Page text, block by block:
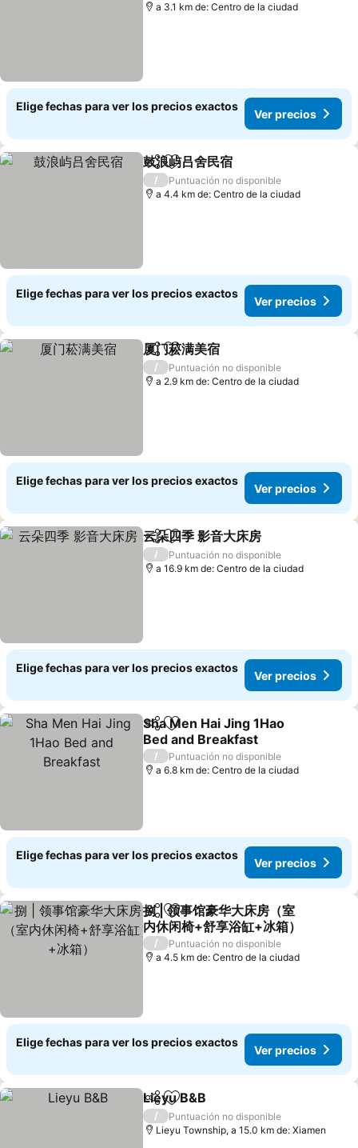
a 3.1 km de: Centro de la ciudad
Elige fechas para ver los precios exactos
Ver precios
CompartirAgregar a favoritos
鼓浪屿吕舍民宿
/
Puntuación no disponible
a 4.4 km de: Centro de la ciudad
Elige fechas para ver los precios exactos
Ver precios
CompartirAgregar a favoritos
厦门菘满美宿
/
Puntuación no disponible
a 2.9 km de: Centro de la ciudad
Elige fechas para ver los precios exactos
Ver precios
CompartirAgregar a favoritos
云朵四季 影音大床房
/
Puntuación no disponible
a 16.9 km de: Centro de la ciudad
Elige fechas para ver los precios exactos
Ver precios
CompartirAgregar a favoritos
Sha Men Hai Jing 1Hao
Bed and Breakfast
Ver precios
/
Puntuación no disponible
a 6.8 km de: Centro de la ciudad
Elige fechas para ver los precios exactos
Ver precios
CompartirAgregar a favoritos
捌 | 领事馆豪华大床房（室
内休闲椅+舒享浴缸+冰箱）
Ver precios
/
Puntuación no disponible
a 4.5 km de: Centro de la ciudad
Elige fechas para ver los precios exactos
Ver precios
CompartirAgregar a favoritos
Lieyu B&B
/
Puntuación no disponible
Lieyu Township, a 15.0 km de: Xiamen